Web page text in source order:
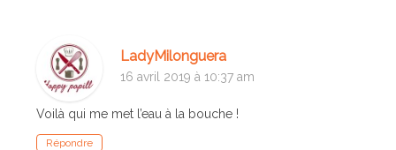
LadyMilonguera
16 avril 2019 à 10:37 am
Voilà qui me met l’eau à la bouche !
Répondre